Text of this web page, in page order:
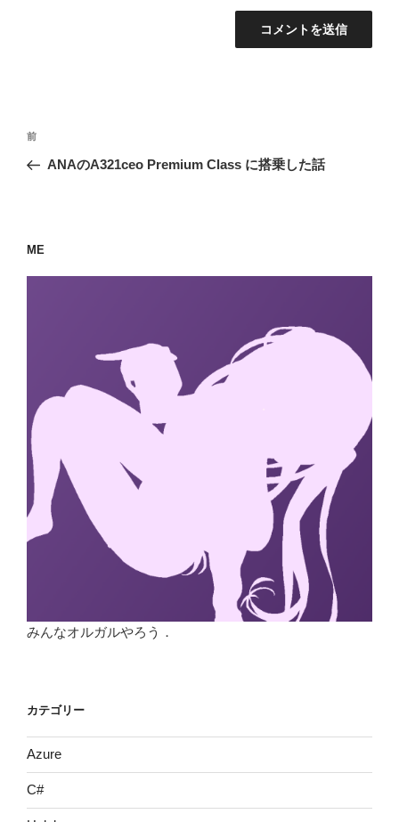
投
ー
シ
過
去
前
ANAのA321ceo Premium Class に搭乗した話
ME
みんなオルガルやろう．
カテゴリー
Azure
C#